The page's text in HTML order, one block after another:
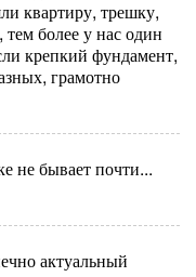
квартиру, трешку,
более у нас один
крепкий фундамент,
грамотно
не бывает почти...
актуальный